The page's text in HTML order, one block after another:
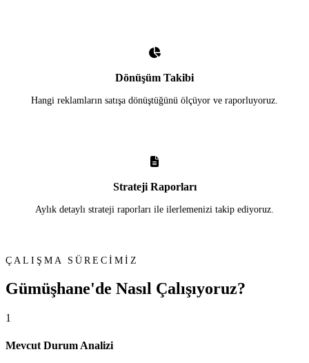
Dönüşüm Takibi
Hangi reklamların satışa dönüştüğünü ölçüyor ve raporluyoruz.
Strateji Raporları
Aylık detaylı strateji raporları ile ilerlemenizi takip ediyoruz.
ÇALIŞMA SÜRECİMİZ
Gümüşhane'de Nasıl Çalışıyoruz?
1
Mevcut Durum Analizi